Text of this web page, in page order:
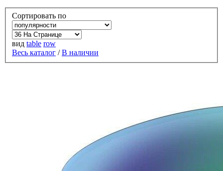
Сортировать по
вид table row
Весь каталог /В наличии